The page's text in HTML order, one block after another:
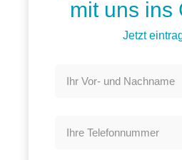
mit uns ins
Jetzt